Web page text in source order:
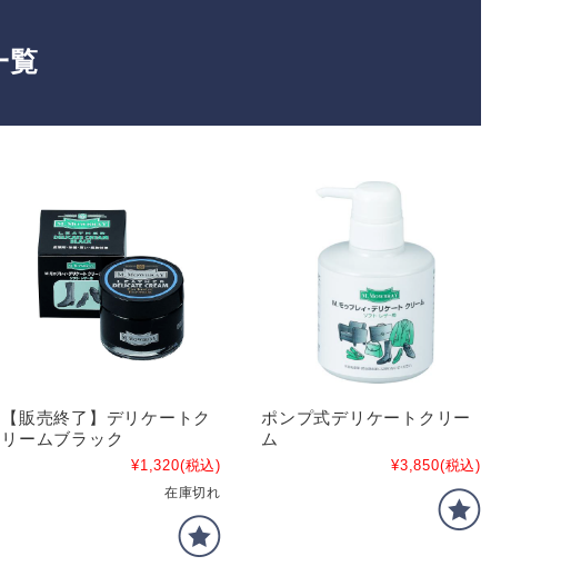
覧
【販売終了】デリケートク
リームブラック
¥1,320(税込)
在庫切れ
ポンプ式デリケートクリー
ム
¥3,850(税込)